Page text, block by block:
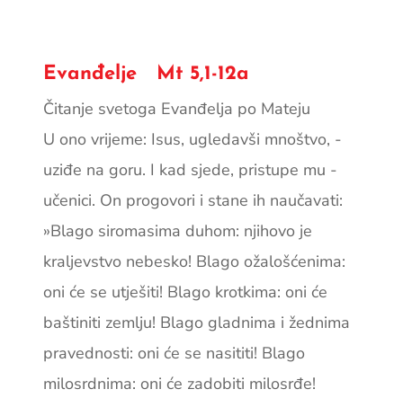
Evanđelje Mt 5,1-12a
Čitanje svetoga Evanđelja po Mateju
U ono vrijeme: Isus, ugledavši mnoštvo, ­
uziđe na goru. I kad sjede, pristupe mu ­
učenici. On progovori i stane ih naučavati:
»Blago siromasima duhom: njihovo je
kraljevstvo ­nebesko! Blago ožalošćenima:
oni će se utješiti! Blago krotkima: oni će
baštiniti zemlju! ­Blago gladnima i žednima
pravednosti: oni će se nasititi! Blago
milosrdnima: oni će zadobiti milosrđe!